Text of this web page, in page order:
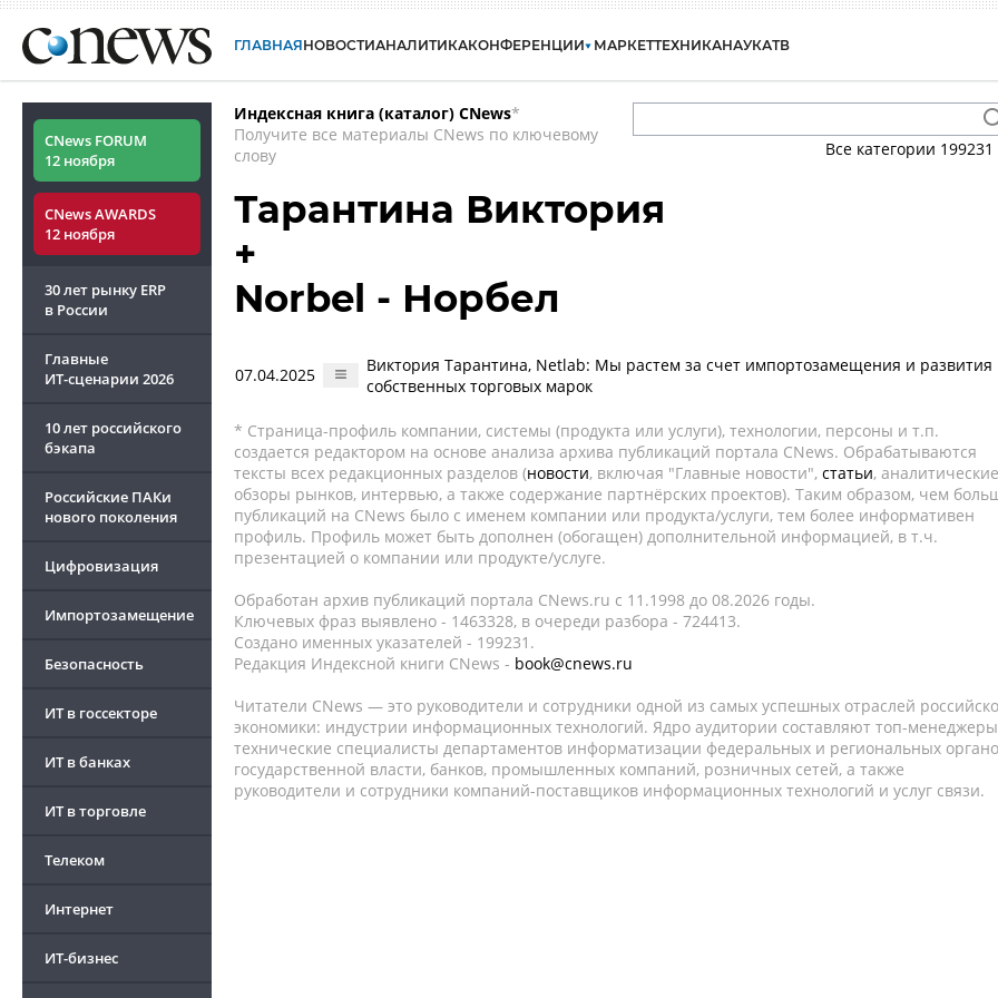
ГЛАВНАЯНОВОСТИАНАЛИТИКАКОНФЕРЕНЦИИ МАРКЕТТЕХНИКАНАУКАТВ
CNews FORUM
12 ноября
CNews AWARDS
12 ноября
30 лет рынку ERP
в России
Главные
ИТ-сценарии 2026
10 лет российского
бэкапа
Российские ПАКи
нового поколения
Цифровизация
Импортозамещение
Безопасность
ИТ в госсекторе
ИТ в банках
ИТ в торговле
Телеком
Интернет
ИТ-бизнес
Индексная книга (каталог) CNews*
Получите все материалы CNews по ключевому
слову
Все категории 199231
Тарантина Виктория
+
Norbel - Норбел
07.04.2025
Виктория Тарантина, Netlab: Мы растем за счет импортозамещения и развития
собственных торговых марок
* Страница-профиль компании, системы (продукта или услуги), технологии, персоны и т.п.
создается редактором на основе анализа архива публикаций портала CNews. Обрабатываются
тексты всех редакционных разделов (новости, включая "Главные новости", статьи, аналитические
обзоры рынков, интервью, а также содержание партнёрских проектов). Таким образом, чем
публикаций на CNews было с именем компании или продукта/услуги, тем более информативен
профиль. Профиль может быть дополнен (обогащен) дополнительной информацией, в т.ч.
презентацией о компании или продукте/услуге.
Обработан архив публикаций портала CNews.ru c 11.1998 до 08.2026 годы.
Ключевых фраз выявлено - 1463328, в очереди разбора - 724413.
Создано именных указателей - 199231.
Редакция Индексной книги CNews - book@cnews.ru
Читатели CNews — это руководители и сотрудники одной из самых успешных отраслей
экономики: индустрии информационных технологий. Ядро аудитории составляют топ-
технические специалисты департаментов информатизации федеральных и региональных
государственной власти, банков, промышленных компаний, розничных сетей, а также
руководители и сотрудники компаний-поставщиков информационных технологий и услуг связи.